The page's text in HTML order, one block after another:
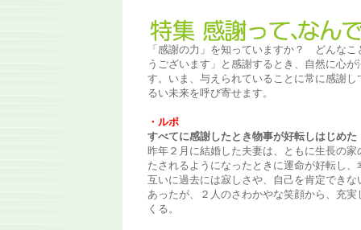
「感謝の力」を知っていますか？ どんな
うございます」と感謝するとき、自然に心
す。いま、与えられていることに常に感謝
るい未来を呼び寄せます。
・ルポ
すべてに感謝したとき物事が好転しはじめた
昨年２月に結婚した夫妻は、ともに生長の
たされるようになったときに運命が好転し
互いに過去には寂しさや、自己を肯定でき
あったが、２人のさわかやな笑顔から、充
くる。